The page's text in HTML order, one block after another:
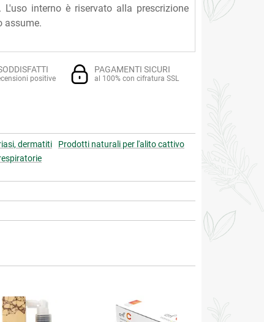
interno è riservato alla prescrizione
assume.
positive
PAGAMENTI SICURI
al 100% con cifratura SSL
dermatiti
Prodotti naturali per l'alito cattivo